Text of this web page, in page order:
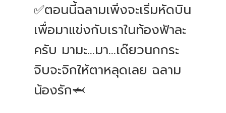
✅ตอนนี้ฉลามเพิ่งจะเริ่มหัดบิน
เพื่อมาแข่งกับเราในท้องฟ้าละ
ครับ มามะ...มา...เด๊ยวนกกระ
จิบจะจิกให้ตาหลุดเลย ฉลาม
น้องรัก🦈